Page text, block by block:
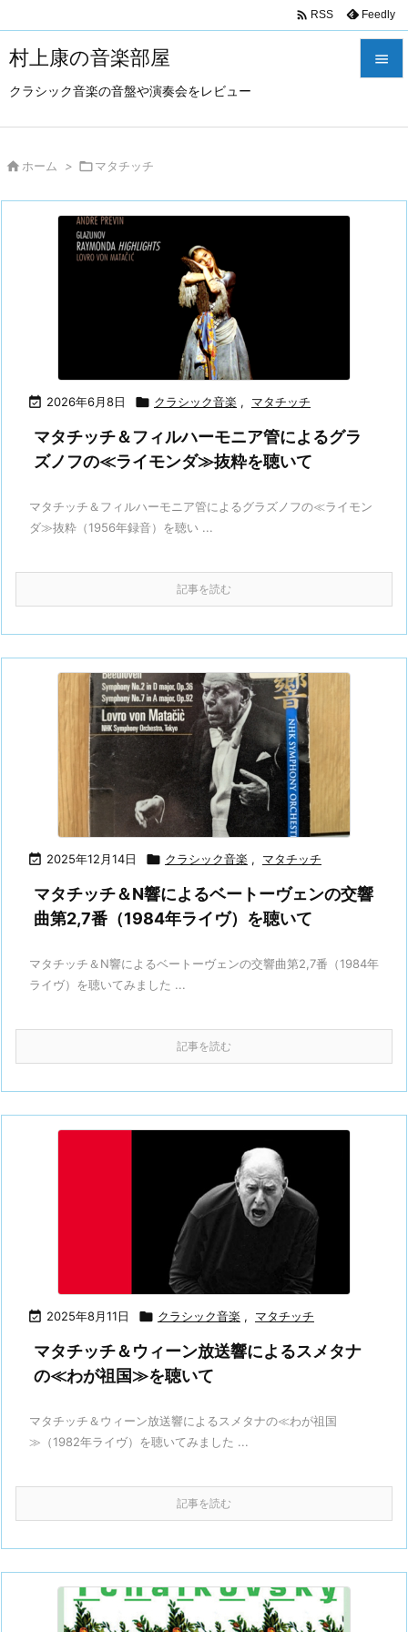
村上康の音楽部屋
クラシック音楽の音盤や演奏会をレビュー

 RSS Feedly
 ホーム > マタチッチ
 2026年6月8日  クラシック音楽 , マタチッチ
マタチッチ＆フィルハーモニア管によるグラ
ズノフの≪ライモンダ≫抜粋を聴いて
マタチッチ＆フィルハーモニア管によるグラズノフの≪ライモン
ダ≫抜粋（1956年録音）を聴い ...
記事を読む
 2025年12月14日  クラシック音楽 , マタチッチ
マタチッチ＆N響によるベートーヴェンの交響
曲第2,7番（1984年ライヴ）を聴いて
マタチッチ＆N響によるベートーヴェンの交響曲第2,7番（1984年
ライヴ）を聴いてみました ...
記事を読む
 2025年8月11日  クラシック音楽 , マタチッチ
マタチッチ＆ウィーン放送響によるスメタナ
の≪わが祖国≫を聴いて
マタチッチ＆ウィーン放送響によるスメタナの≪わが祖国
≫（1982年ライヴ）を聴いてみました ...
記事を読む